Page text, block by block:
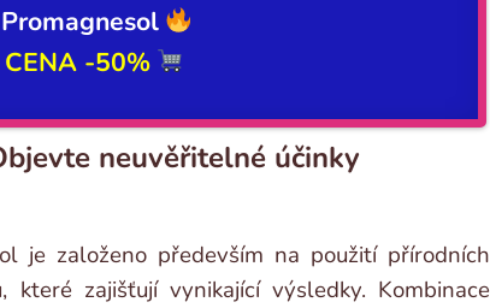
Promagnesol
-50%
neuvěřitelné účinky
je založeno především na použití přírodních
které zajišťují vynikající výsledky. Kombinace